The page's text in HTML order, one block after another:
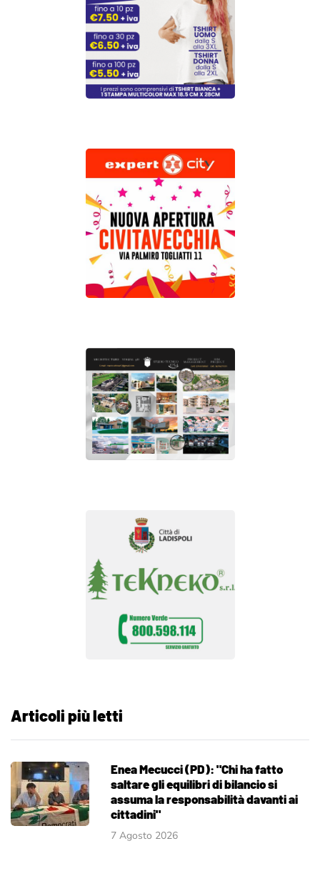
Articoli più letti
Enea Mecucci (PD): "Chi ha fatto
saltare gli equilibri di bilancio si
assuma la responsabilità davanti ai
cittadini"
7 Agosto 2026